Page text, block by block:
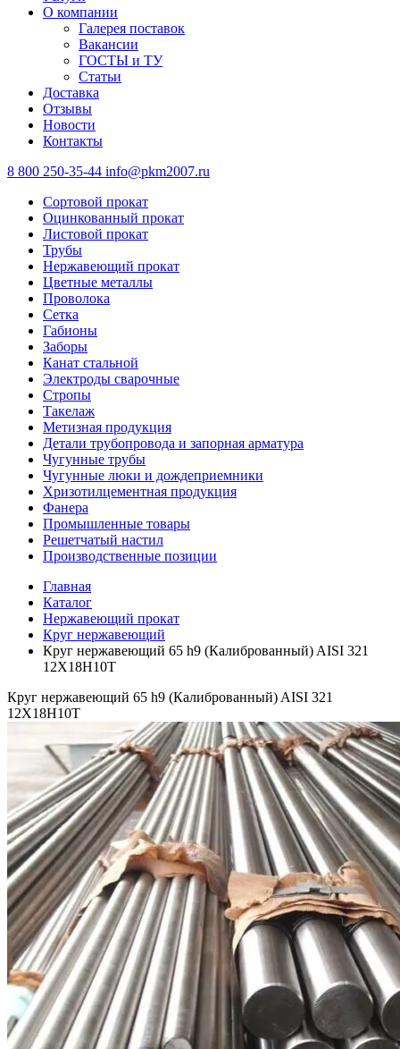
О компании
Галерея поставок
Вакансии
ГОСТЫ и ТУ
Статьи
Доставка
Отзывы
Новости
Контакты
8 800 250-35-44 info@pkm2007.ru
Сортовой прокат
Оцинкованный прокат
Листовой прокат
Трубы
Нержавеющий прокат
Цветные металлы
Проволока
Сетка
Габионы
Заборы
Канат стальной
Электроды сварочные
Стропы
Такелаж
Метизная продукция
Детали трубопровода и запорная арматура
Чугунные трубы
Чугунные люки и дождеприемники
Хризотилцементная продукция
Фанера
Промышленные товары
Решетчатый настил
Производственные позиции
Главная
Каталог
Нержавеющий прокат
Круг нержавеющий
Круг нержавеющий 65 h9 (Калиброванный) AISI 321
12Х18Н10Т
Круг нержавеющий 65 h9 (Калиброванный) AISI 321
12Х18Н10Т